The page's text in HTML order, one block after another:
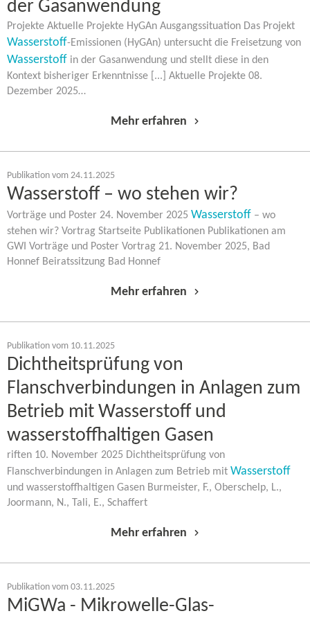
der Gasanwendung
Projekte Aktuelle Projekte HyGAn Ausgangssituation Das Projekt
Wasserstoff-​Emissionen (HyGAn) untersucht die Freisetzung von
Wasserstoff in der Gasanwendung und stellt diese in den
Kontext bisheriger Erkenntnisse [...] Aktuelle Projekte 08.
Dezember 2025…
Mehr erfahren
Publikation vom 24.11.2025
Wasserstoff – wo stehen wir?
Vorträge und Poster 24. November 2025 Wasserstoff – wo
stehen wir? Vortrag Startseite Publikationen Publikationen am
GWI Vorträge und Poster Vortrag 21. November 2025, Bad
Honnef Beiratssitzung Bad Honnef
Mehr erfahren
Publikation vom 10.11.2025
Dichtheitsprüfung von
Flanschverbindungen in Anlagen zum
Betrieb mit Wasserstoff und
wasserstoffhaltigen Gasen
riften 10. November 2025 Dichtheitsprüfung von
Flanschverbindungen in Anlagen zum Betrieb mit Wasserstoff
und wasserstoffhaltigen Gasen Burmeister, F., Oberschelp, L.,
Joormann, N., Tali, E., Schaffert
Mehr erfahren
Publikation vom 03.11.2025
MiGWa - Mikrowelle-​Glas-